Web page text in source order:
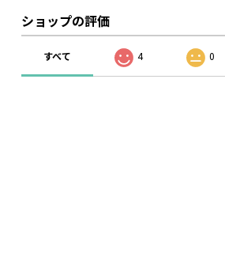
ショップの評価
すべて 4 0